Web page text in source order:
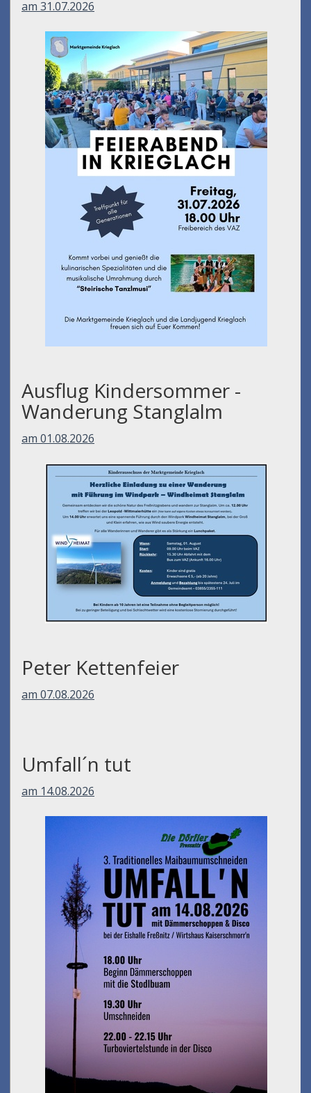
am 31.07.2026
Ausflug Kindersommer -
Wanderung Stanglalm
am 01.08.2026
Peter Kettenfeier
am 07.08.2026